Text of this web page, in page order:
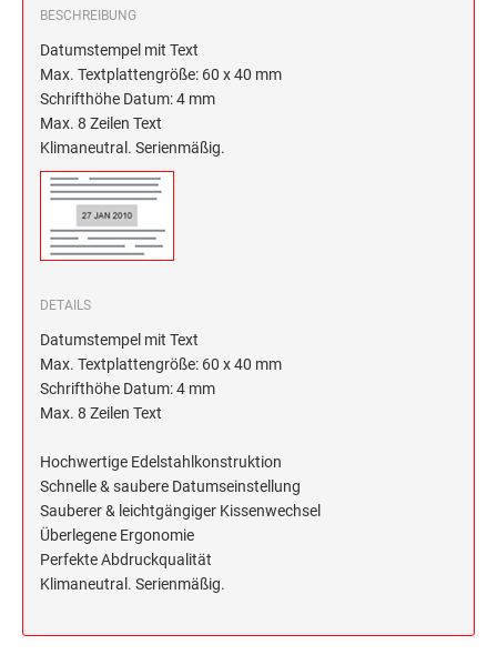
BESCHREIBUNG
Datumstempel mit Text
Max. Textplattengröße: 60 x 40 mm
Schrifthöhe Datum: 4 mm
Max. 8 Zeilen Text
Klimaneutral. Serienmäßig.
DETAILS
Datumstempel mit Text
Max. Textplattengröße: 60 x 40 mm
Schrifthöhe Datum: 4 mm
Max. 8 Zeilen Text
Hochwertige Edelstahlkonstruktion
Schnelle & saubere Datumseinstellung
Sauberer & leichtgängiger Kissenwechsel
Überlegene Ergonomie
Perfekte Abdruckqualität
Klimaneutral. Serienmäßig.